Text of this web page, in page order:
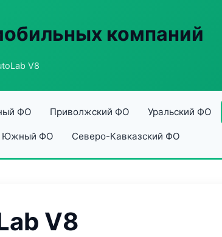
компаний
V8
ФО Приволжский ФО Уральский ФО
Южный ФО Северо-Кавказский ФО
V8